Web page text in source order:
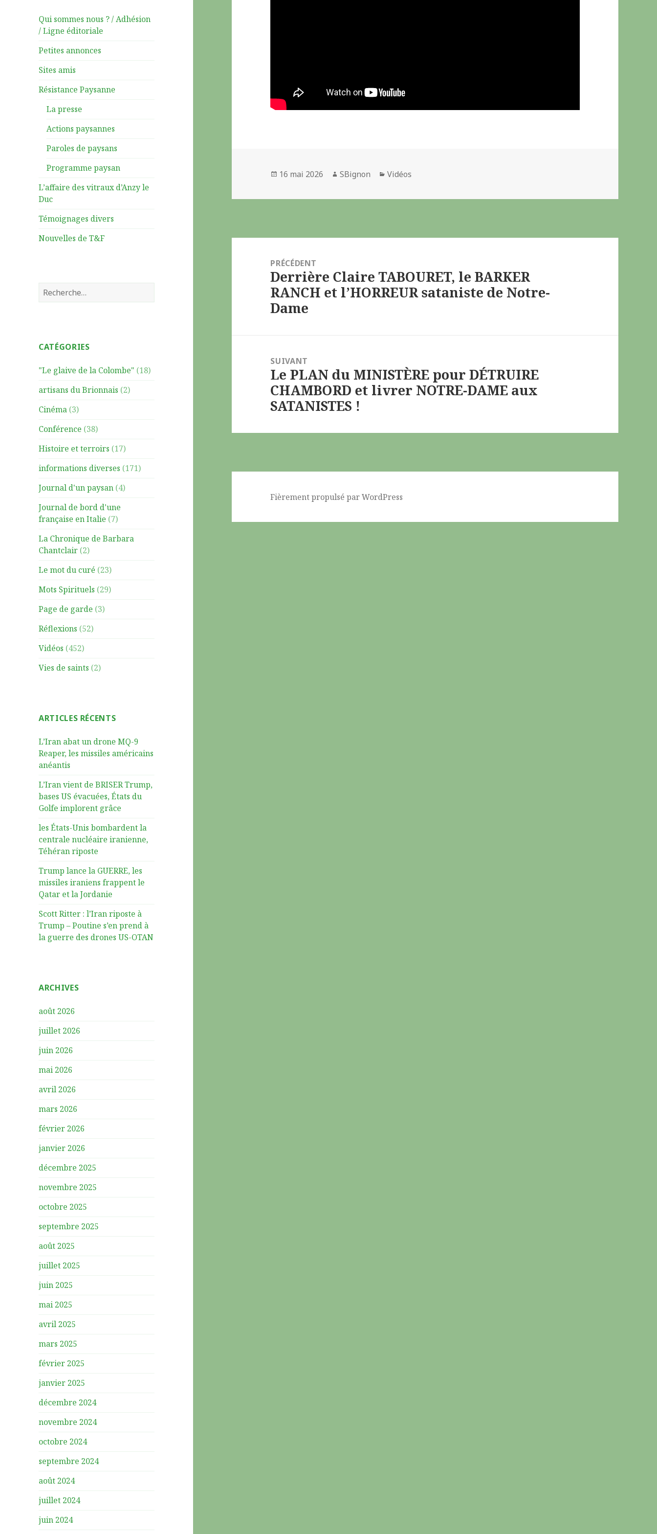
Qui sommes nous ? / Adhésion
/ Ligne éditoriale
Petites annonces
Sites amis
Résistance Paysanne
La presse
Actions paysannes
Paroles de paysans
Programme paysan
L’affaire des vitraux d’Anzy le
Duc
Témoignages divers
Nouvelles de T&F
R
e
r
h
r
CATÉGORIES
"Le glaive de la Colombe" (18)
artisans du Brionnais (2)
Cinéma (3)
Conférence (38)
Histoire et terroirs (17)
informations diverses (171)
Journal d'un paysan (4)
Journal de bord d'une
française en Italie (7)
La Chronique de Barbara
Chantclair (2)
Le mot du curé (23)
Mots Spirituels (29)
Page de garde (3)
Réflexions (52)
Vidéos (452)
Vies de saints (2)
ARTICLES RÉCENTS
L’Iran abat un drone MQ-9
Reaper, les missiles américains
anéantis
L’Iran vient de BRISER Trump,
bases US évacuées, États du
Golfe implorent grâce
les États-Unis bombardent la
centrale nucléaire iranienne,
Téhéran riposte
Trump lance la GUERRE, les
missiles iraniens frappent le
Qatar et la Jordanie
Scott Ritter : l’Iran riposte à
Trump – Poutine s’en prend à
la guerre des drones US-OTAN
ARCHIVES
août 2026
juillet 2026
juin 2026
mai 2026
avril 2026
mars 2026
février 2026
janvier 2026
décembre 2025
novembre 2025
octobre 2025
septembre 2025
août 2025
juillet 2025
juin 2025
mai 2025
avril 2025
mars 2025
février 2025
janvier 2025
décembre 2024
novembre 2024
octobre 2024
septembre 2024
août 2024
juillet 2024
juin 2024
Publié
16 mai 2026 Auteur
SBignon Catégories
Vidéos
l’article
PRÉCÉDENT
Article
précédent :
Derrière Claire TABOURET, le BARKER
RANCH et l’HORREUR sataniste de Notre-
Dame
SUIVANT
Article
suivant :
Le PLAN du MINISTÈRE pour DÉTRUIRE
CHAMBORD et livrer NOTRE-DAME aux
SATANISTES !
Fièrement propulsé par WordPress